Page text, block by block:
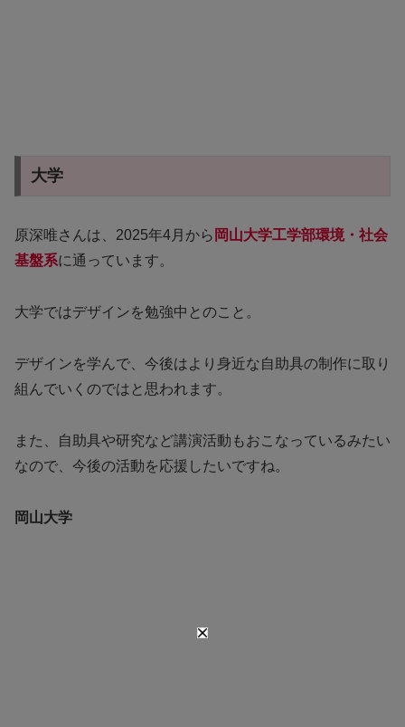
大学
原深唯さんは、2025年4月から 岡山大学工学部環境・社会
基盤系に通っています。
大学ではデザインを勉強中とのこと。
デザインを学んで、今後はより身近な自助具の制作に取り
組んでいくのではと思われます。
また、自助具や研究など講演活動もおこなっているみたい
なので、今後の活動を応援したいですね。
岡山大学